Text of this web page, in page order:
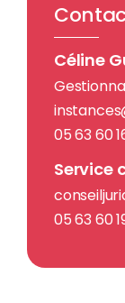
Céline
05 63 60
Service
05 63 60